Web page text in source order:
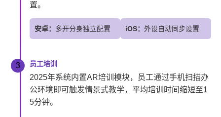
置。
安卓： 多开分身独立配置 iOS： 外设自动同步设置
3 员工培训
2025年系统内置AR培训模块，员工通过手机扫描办
公环境即可触发情景式教学，平均培训时间缩短至1
5分钟。